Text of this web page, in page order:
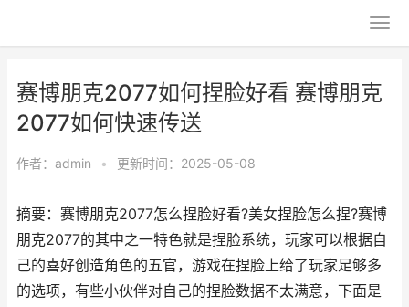
赛博朋克2077如何捏脸好看 赛博朋克
2077如何快速传送
作者： admin • 更新时间：2025-05-08
摘要：赛博朋克2077怎么捏脸好看?美女捏脸怎么捏?赛博
朋克2077的其中之一特色就是捏脸系统，玩家可以根据自
己的喜好创造角色的五官，游戏在捏脸上给了玩家足够多
的选项，有些小伙伴对自己的捏脸数据不太满意，下面是